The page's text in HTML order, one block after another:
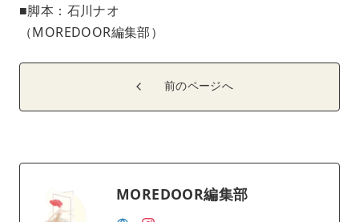
■脚本：石川ナオ
（MOREDOOR編集部）
前のページへ
MOREDOOR編集部